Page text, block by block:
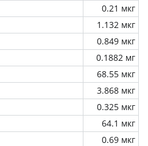
0.21 мкг
1.132 мкг
0.849 мкг
0.1882 мг
68.55 мкг
3.868 мкг
0.325 мкг
64.1 мкг
0.69 мкг